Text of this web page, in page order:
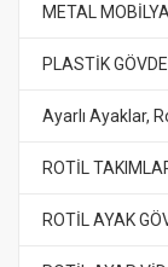
METAL
PLASTİK
Ayarlı Ayaklar,
ROTİL
ROTİL AYAK